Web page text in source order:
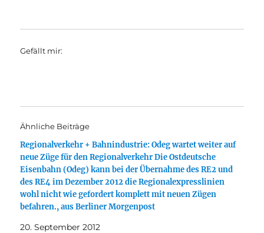
Gefällt mir:
Ähnliche Beiträge
Regionalverkehr + Bahnindustrie: Odeg wartet weiter auf
neue Züge für den Regionalverkehr Die Ostdeutsche
Eisenbahn (Odeg) kann bei der Übernahme des RE2 und
des RE4 im Dezember 2012 die Regionalexpresslinien
wohl nicht wie gefordert komplett mit neuen Zügen
befahren., aus Berliner Morgenpost
20. September 2012